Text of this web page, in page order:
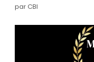
parCBI